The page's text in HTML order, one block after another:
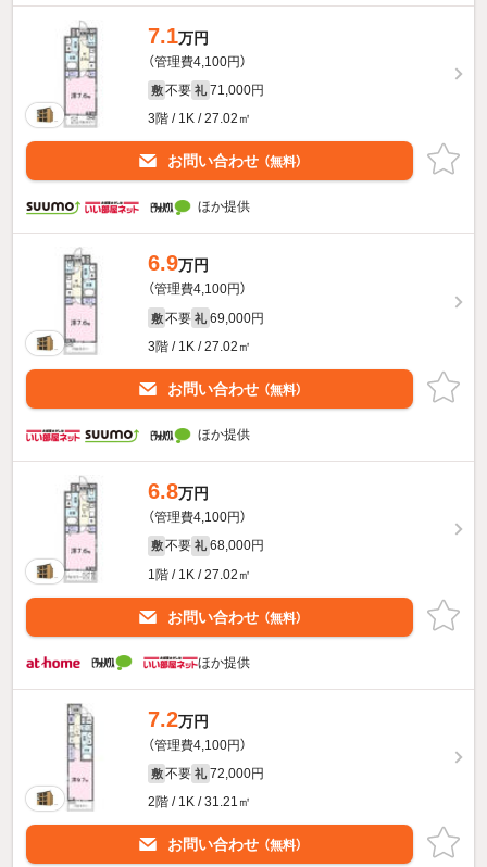
7.1万円
（管理費4,100円）
敷 不要 礼 71,000円
3階 / 1K / 27.02㎡
お問い合わせ （無料）
ほか提供
6.9万円
（管理費4,100円）
敷 不要 礼 69,000円
3階 / 1K / 27.02㎡
お問い合わせ （無料）
ほか提供
6.8万円
（管理費4,100円）
敷 不要 礼 68,000円
1階 / 1K / 27.02㎡
お問い合わせ （無料）
ほか提供
7.2万円
（管理費4,100円）
敷 不要 礼 72,000円
2階 / 1K / 31.21㎡
お問い合わせ （無料）